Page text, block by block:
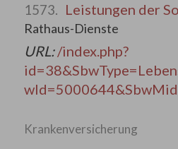
1573. Leistungen der
Rathaus-Dienste
URL:/index.php?
Krankenversicherung